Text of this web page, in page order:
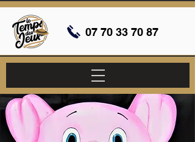
07 70 33 70 87